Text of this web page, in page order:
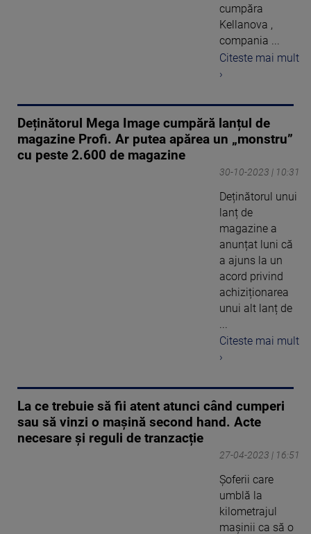
cumpăra
Kellanova ,
compania ...
Citeste mai mult
›
Deținătorul Mega Image cumpără lanțul de
magazine Profi. Ar putea apărea un „monstru”
cu peste 2.600 de magazine
30-10-2023 | 10:31
Deținătorul unui
lanț de
magazine a
anunțat luni că
a ajuns la un
acord privind
achiziționarea
unui alt lanț de
Citeste mai mult
›
La ce trebuie să fii atent atunci când cumperi
sau să vinzi o mașină second hand. Acte
necesare și reguli de tranzacție
27-04-2023 | 16:51
Șoferii care
umblă la
kilometrajul
mașinii ca să o